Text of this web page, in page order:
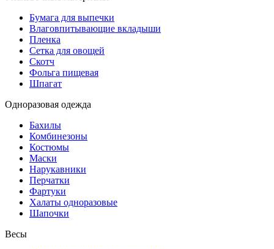
Бумага для выпечки
Влаговпитывающие вкладыши
Пленка
Сетка для овощей
Скотч
Фольга пищевая
Шпагат
Одноразовая одежда
Бахилы
Комбинезоны
Костюмы
Маски
Нарукавники
Перчатки
Фартуки
Халаты одноразовые
Шапочки
Весы